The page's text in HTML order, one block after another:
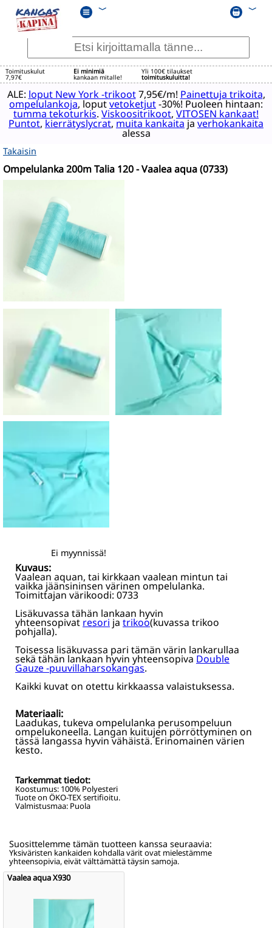
﹀ ﹀
Toimituskulut
7,97€
Ei minimiä
kankaan mitalle!
Yli 100€ tilaukset
toimituskuluitta!
ALE: loput New York -trikoot7,95€/m! Painettuja trikoita,
ompelulankoja, loputvetoketjut-30%! Puoleen hintaan:
tumma tekoturkis. Viskoositrikoot, VITOSEN kankaat!
Puntot,kierrätyslycrat,muita kankaitajaverhokankaita
alessa
Takaisin
Ompelulanka 200m Talia 120 - Vaalea aqua (0733)
Ei myynnissä!
Kuvaus:
Vaalean aquan, tai kirkkaan vaalean mintun tai
vaikka jäänsininsen värinen ompelulanka.
Toimittajan värikoodi: 0733
Lisäkuvassa tähän lankaan hyvin
yhteensopivat resori ja trikoo(kuvassa trikoo
pohjalla).
Toisessa lisäkuvassa pari tämän värin lankarullaa
sekä tähän lankaan hyvin yhteensopiva Double
Gauze -puuvillaharsokangas.
Kaikki kuvat on otettu kirkkaassa valaistuksessa.
Materiaali:
Laadukas, tukeva ompelulanka perusompeluun
ompelukoneella. Langan kuitujen pörröttyminen on
tässä langassa hyvin vähäistä. Erinomainen värien
kesto.
Tarkemmat tiedot:
Koostumus: 100% Polyesteri
Tuote on ÖKO-TEX sertifioitu.
Valmistusmaa: Puola
Suosittelemme tämän tuotteen kanssa seuraavia:
Yksiväristen kankaiden kohdalla värit ovat mielestämme
yhteensopivia, eivät välttämättä täysin samoja.
Vaalea aqua X930